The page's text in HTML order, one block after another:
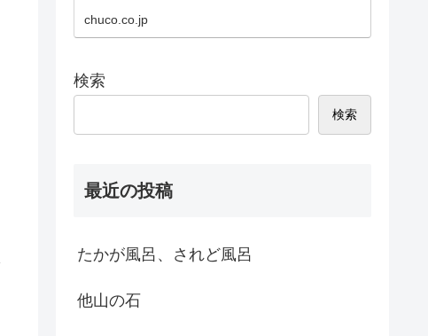
chuco.co.jp
検索
検索
最近の投稿
たかが風呂、されど風呂
他山の石